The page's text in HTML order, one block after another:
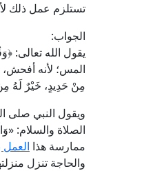
تستلزم عمل ذلك
الجواب:
المس؛ لأنه
مِنْ حَدِيدٍ، خَيْرٌ لَهُ
ويقول النبي صلى
الصلاة والسلام:
ممارسة هذا العمل
والحاجة تنزل